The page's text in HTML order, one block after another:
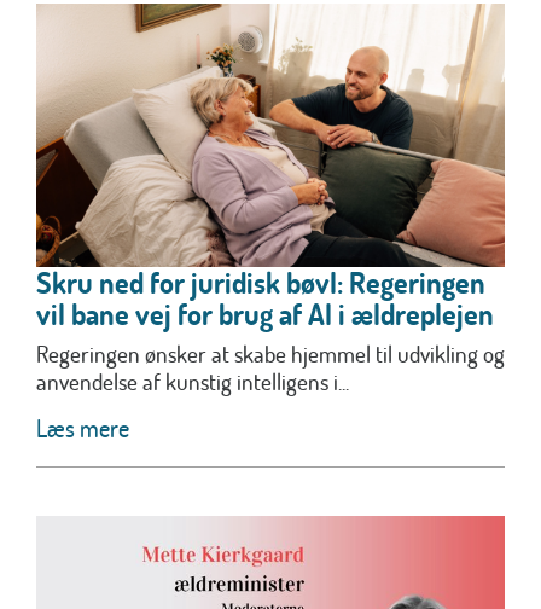
Skru ned for juridisk bøvl: Regeringen
vil bane vej for brug af AI i ældreplejen
Regeringen ønsker at skabe hjemmel til udvikling og
anvendelse af kunstig intelligens i...
Læs mere